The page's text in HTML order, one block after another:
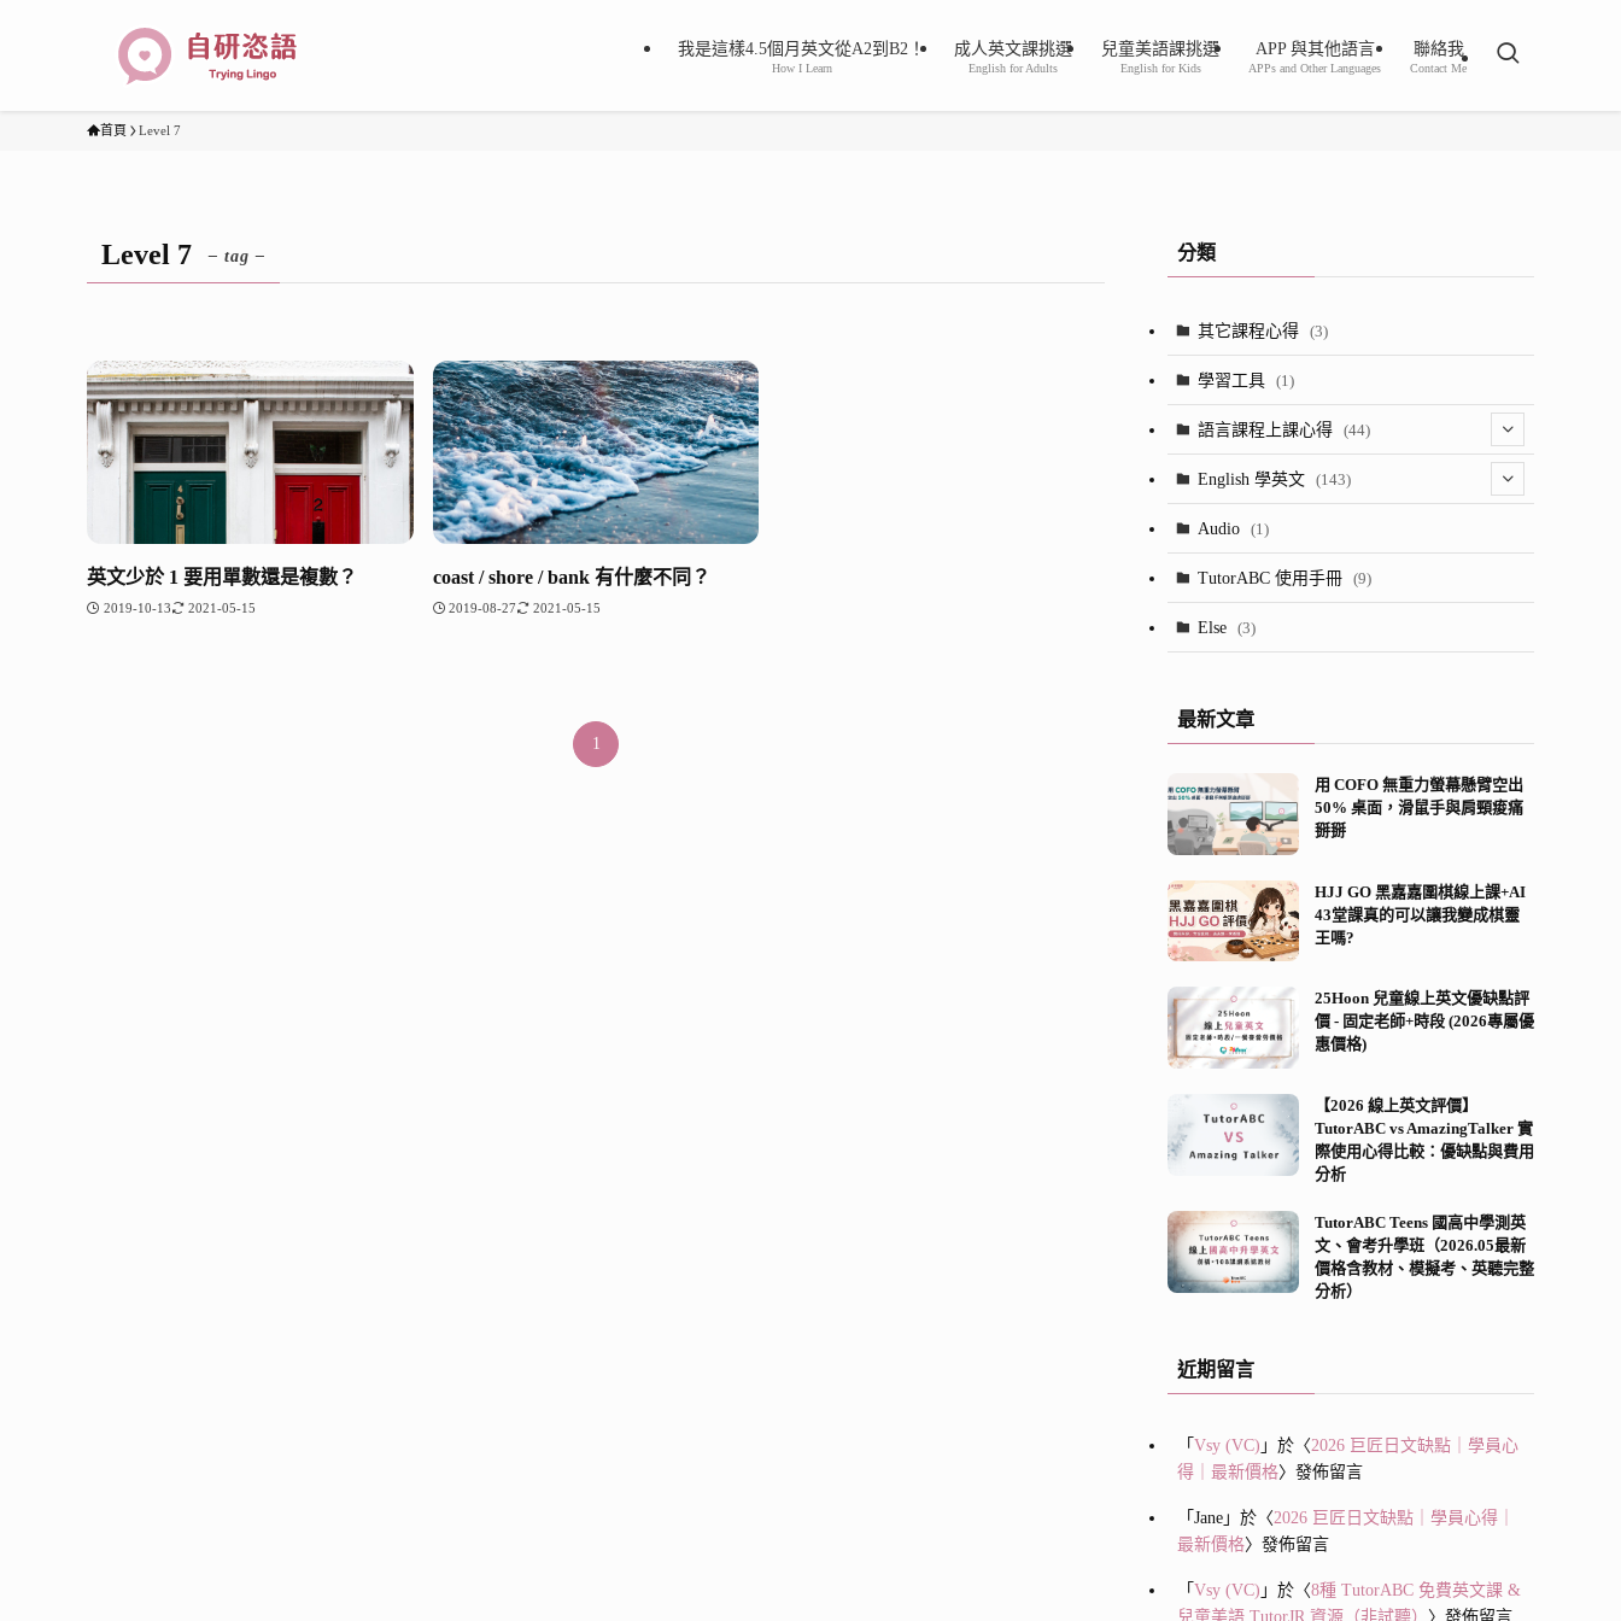
我是這樣4.5個月英文從A2到B2！
How I Learn
成人英文課挑選
English for Adults
兒童美語課挑選
English for Kids
APP 與其他語言
APPs and Other Languages
聯絡我
Contact Me
首頁 Level 7
Level 7 – tag –
英文少於 1 要用單數還是複數？
2019-10-13 2021-05-15
coast / shore / bank 有什麼不同？
2019-08-27 2021-05-15
1
分類
其它課程心得 (3)
學習工具 (1)
語言課程上課心得 (44)
(2)
English 學英文 (143)
(13)
(8)
(21)
(13)
Audio (1)
TutorABC 使用手冊 (9)
Else (3)
最新文章
用 COFO 無重力螢幕懸臂空出
50% 桌面，滑鼠手與肩頸痠痛
掰掰
HJJ GO 黑嘉嘉圍棋線上課+AI
43堂課真的可以讓我變成棋靈
王嗎?
25Hoon 兒童線上英文優缺點評
價 - 固定老師+時段 (2026專屬優
惠價格)
【2026 線上英文評價】
TutorABC vs AmazingTalker 實
際使用心得比較：優缺點與費用
分析
TutorABC Teens 國高中學測英
文、會考升學班（2026.05最新
價格含教材、模擬考、英聽完整
分析）
近期留言
「 Vsy (VC) 」於〈2026 巨匠日文缺點｜學員心
得｜最新價格〉發佈留言
「 Jane 」於〈2026 巨匠日文缺點｜學員心得｜
最新價格〉發佈留言
「 Vsy (VC) 」於〈8種 TutorABC 免費英文課 &
兒童美語 TutorJR 資源（非試聽） 〉發佈留言